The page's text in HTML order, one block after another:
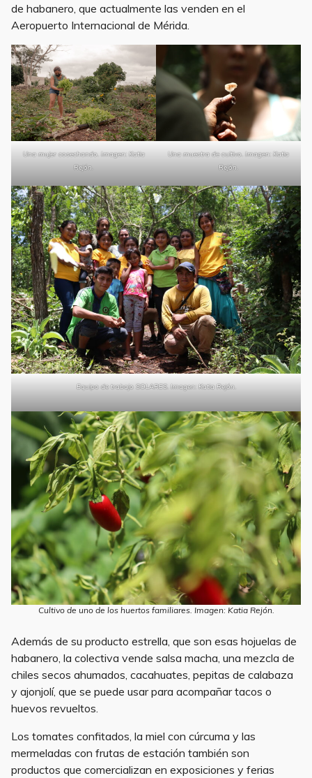
de habanero, que actualmente las venden en el
Aeropuerto Internacional de Mérida.
Una mujer cosechando. Imagen: Katia
Rejón.
Una muestra de cultivo. Imagen: Katia
Rejón.
Equipo de trabajo SOLARES. Imagen: Katia Rejón.
Cultivo de uno de los huertos familiares. Imagen: Katia Rejón.
Además de su producto estrella, que son esas hojuelas de
habanero, la colectiva vende salsa macha, una mezcla de
chiles secos ahumados, cacahuates, pepitas de calabaza
y ajonjolí, que se puede usar para acompañar tacos o
huevos revueltos.
Los tomates confitados, la miel con cúrcuma y las
mermeladas con frutas de estación también son
productos que comercializan en exposiciones y ferias